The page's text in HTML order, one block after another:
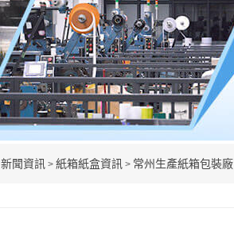
新聞資訊 > 紙箱紙盒資訊 > 常州生產紙箱包裝廠